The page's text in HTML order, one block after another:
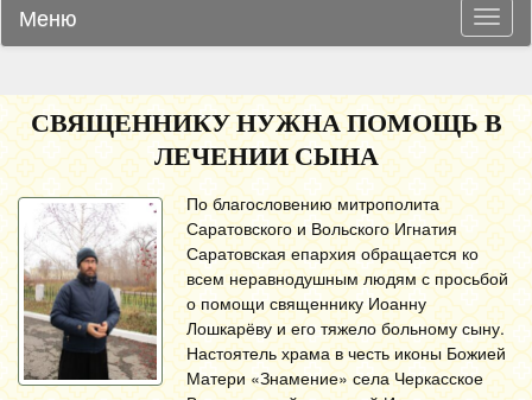
Меню
СВЯЩЕННИКУ НУЖНА ПОМОЩЬ В
ЛЕЧЕНИИ СЫНА
По благословению митрополита
Саратовского и Вольского Игнатия
Саратовская епархия обращается ко
всем неравнодушным людям с просьбой
о помощи священнику Иоанну
Лошкарёву и его тяжело больному сыну.
Настоятель храма в честь иконы Божией
Матери «Знамение» села Черкасское